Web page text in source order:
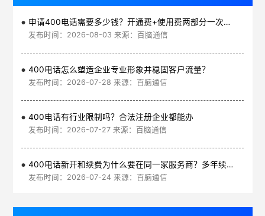
申请400电话需要多少钱？开通费+使用费两部分一次讲清
发布时间：2026-08-03 来源：百脑通信
400电话怎么塑造企业专业形象并稳固客户流量？
发布时间：2026-07-28 来源：百脑通信
400电话有行业限制吗？合法注册企业都能办
发布时间：2026-07-27 来源：百脑通信
400电话新开和续费为什么要在同一家服务商？多年续费更划算
发布时间：2026-07-24 来源：百脑通信